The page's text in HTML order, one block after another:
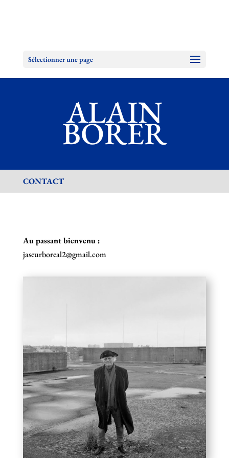
Sélectionner une page
ALAIN
BORER
CONTACT
Au passant bienvenu :
jaseurboreal2@gmail.com